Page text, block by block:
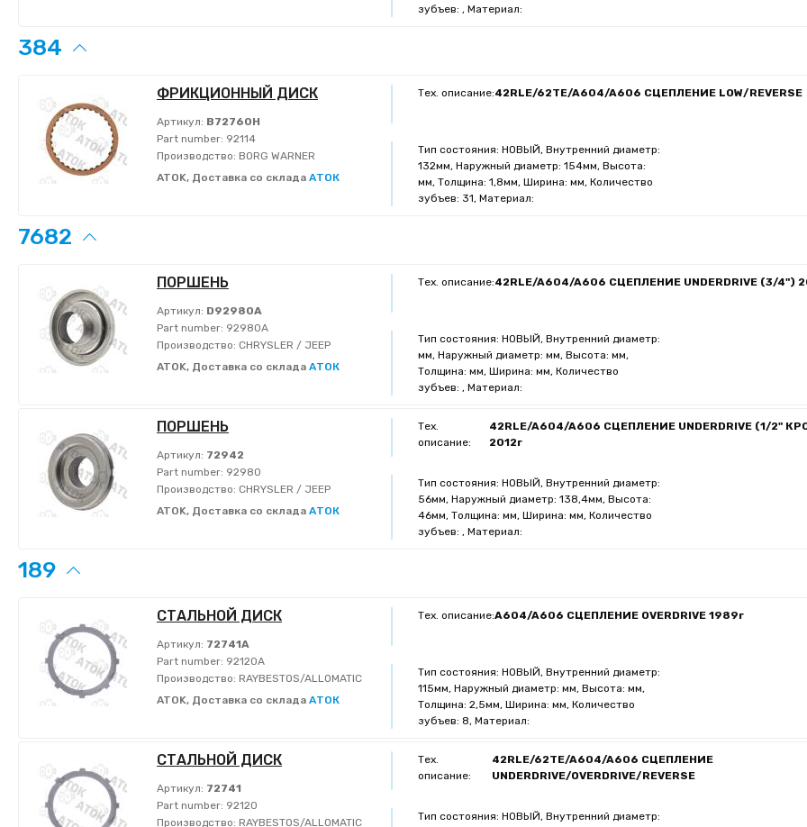
зубъев: , Материал:
384
ФРИКЦИОННЫЙ ДИСК
Артикул: B72760H
Part number: 92114
Производство: BORG WARNER
ATOK, Доставка со склада АТОК
Тех. описание:42RLE/62TE/A604/A606 СЦЕПЛЕНИЕ LOW/REVERSE
Тип состояния: НОВЫЙ, Внутренний диаметр:
132мм, Наружный диаметр: 154мм, Высота:
мм, Толщина: 1,8мм, Ширина: мм, Количество
зубъев: 31, Материал:
7682
ПОРШЕНЬ
Артикул: D92980A
Part number: 92980A
Производство: CHRYSLER / JEEP
ATOK, Доставка со склада АТОК
Тех. описание:42RLE/A604/A606 СЦЕПЛЕНИЕ UNDERDRIVE (3/4")
Тип состояния: НОВЫЙ, Внутренний диаметр:
мм, Наружный диаметр: мм, Высота: мм,
Толщина: мм, Ширина: мм, Количество
зубъев: , Материал:
ПОРШЕНЬ
Артикул: 72942
Part number: 92980
Производство: CHRYSLER / JEEP
ATOK, Доставка со склада АТОК
Тех.
описание:
42RLE/A604/A606 СЦЕПЛЕНИЕ UNDERDRIVE (1/2"
2012г
Тип состояния: НОВЫЙ, Внутренний диаметр:
56мм, Наружный диаметр: 138,4мм, Высота:
46мм, Толщина: мм, Ширина: мм, Количество
зубъев: , Материал:
189
СТАЛЬНОЙ ДИСК
Артикул: 72741A
Part number: 92120A
Производство: RAYBESTOS/ALLOMATIC
ATOK, Доставка со склада АТОК
Тех. описание:A604/A606 СЦЕПЛЕНИЕ OVERDRIVE 1989г
Тип состояния: НОВЫЙ, Внутренний диаметр:
115мм, Наружный диаметр: мм, Высота: мм,
Толщина: 2,5мм, Ширина: мм, Количество
зубъев: 8, Материал:
СТАЛЬНОЙ ДИСК
Артикул: 72741
Part number: 92120
Производство: RAYBESTOS/ALLOMATIC
Тех.
описание:
42RLE/62TE/A604/A606 СЦЕПЛЕНИЕ
UNDERDRIVE/OVERDRIVE/REVERSE
Тип состояния: НОВЫЙ, Внутренний диаметр: